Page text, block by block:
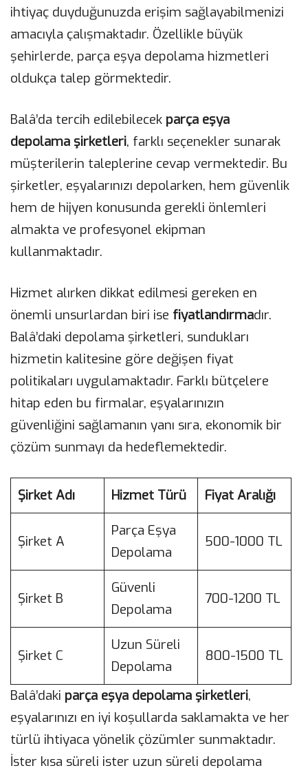
ihtiyaç duyduğunuzda erişim sağlayabilmenizi
amacıyla çalışmaktadır. Özellikle büyük
şehirlerde, parça eşya depolama hizmetleri
oldukça talep görmektedir.
Balâ’da tercih edilebilecek parça eşya
depolama şirketleri, farklı seçenekler sunarak
müşterilerin taleplerine cevap vermektedir. Bu
şirketler, eşyalarınızı depolarken, hem güvenlik
hem de hijyen konusunda gerekli önlemleri
almakta ve profesyonel ekipman
kullanmaktadır.
Hizmet alırken dikkat edilmesi gereken en
önemli unsurlardan biri ise fiyatlandırmadır.
Balâ’daki depolama şirketleri, sundukları
hizmetin kalitesine göre değişen fiyat
politikaları uygulamaktadır. Farklı bütçelere
hitap eden bu firmalar, eşyalarınızın
güvenliğini sağlamanın yanı sıra, ekonomik bir
çözüm sunmayı da hedeflemektedir.
Şirket Adı Hizmet Türü Fiyat Aralığı
Şirket A
Parça Eşya
Depolama
500-1000 TL
Şirket B
Güvenli
Depolama
700-1200 TL
Şirket C
Uzun Süreli
Depolama
800-1500 TL
Balâ’daki parça eşya depolama şirketleri,
eşyalarınızı en iyi koşullarda saklamakta ve her
türlü ihtiyaca yönelik çözümler sunmaktadır.
İster kısa süreli ister uzun süreli depolama